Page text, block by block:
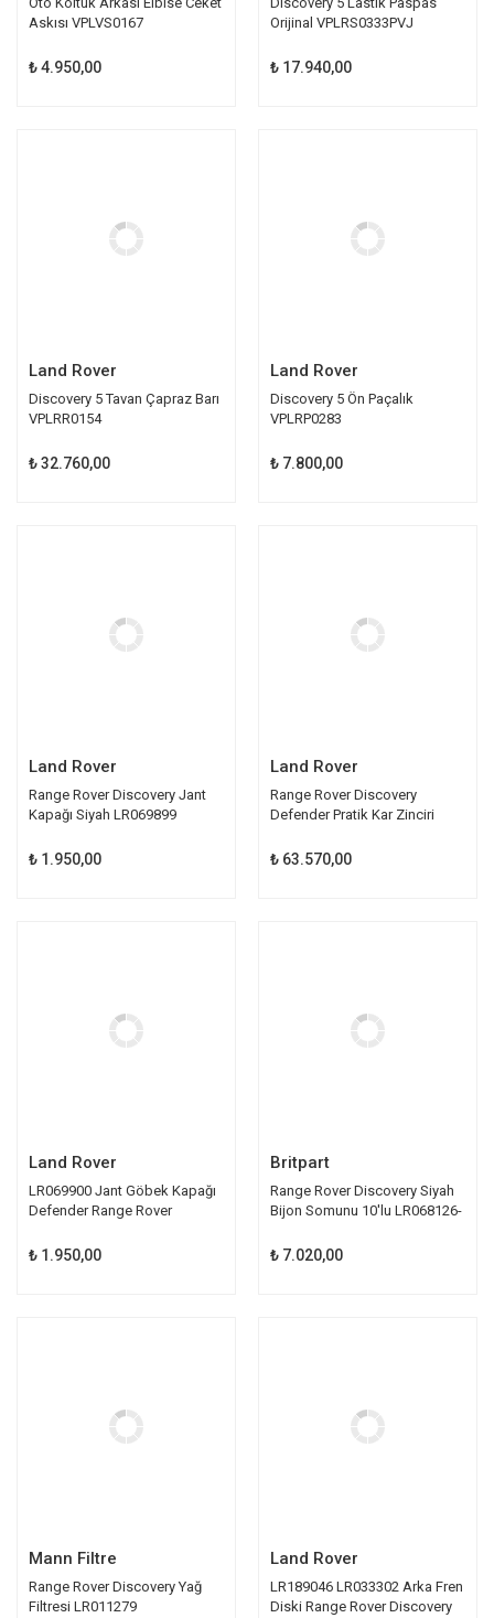
Askısı VPLVS0167
₺ 4.950,00
Orijinal VPLRS0333PVJ
₺ 17.940,00
Land Rover
Discovery 5 Tavan Çapraz Barı
VPLRR0154
₺ 32.760,00
Land Rover
Discovery 5 Ön Paçalık
VPLRP0283
₺ 7.800,00
Land Rover
Range Rover Discovery Jant
Kapağı Siyah LR069899
₺ 1.950,00
Land Rover
Range Rover Discovery
Defender Pratik Kar Zinciri
₺ 63.570,00
Land Rover
LR069900 Jant Göbek Kapağı
Defender Range Rover
₺ 1.950,00
Britpart
Range Rover Discovery Siyah
Bijon Somunu 10'lu LR068126-
₺ 7.020,00
Mann Filtre
Range Rover Discovery Yağ
Filtresi LR011279
Land Rover
LR189046 LR033302 Arka Fren
Diski Range Rover Discovery